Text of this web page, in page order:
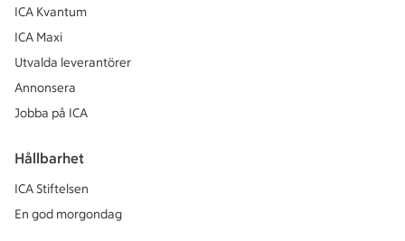
ICA Kvantum
ICA Maxi
Utvalda leverantörer
Annonsera
Jobba på ICA
Hållbarhet
ICA Stiftelsen
En god morgondag